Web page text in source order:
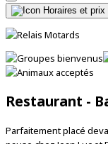
Restaurant -
Parfaitement placé